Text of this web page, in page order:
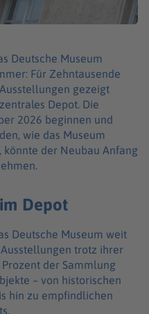
Deutsche Museum
Für Zehntausende
gezeigt
Depot. Die
2026 beginnen und
wie das Museum
der Neubau Anfang
Depot
Deutsche Museum weit
trotz ihrer
der Sammlung
– von historischen
hin zu empfindlichen